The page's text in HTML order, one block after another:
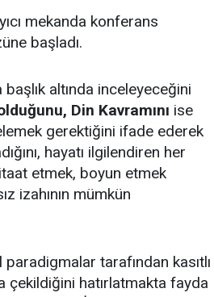
mekanda konferans
başladı.
altında inceleyeceğini
Din Kavramını ise
gerektiğini ifade ederek
hayatı ilgilendiren her
etmek, boyun etmek
izahının mümkün
tarafından kasıtlı
çekildiğini hatırlatmakta fayda